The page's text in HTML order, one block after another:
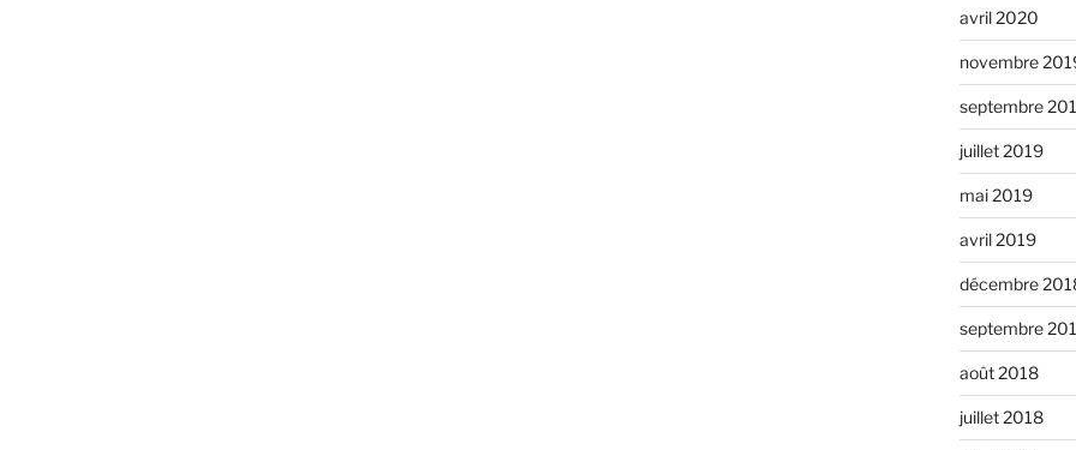
avril 2020
novembre
septembre
juillet 2019
mai 2019
avril 2019
décembre
septembre
août 2018
juillet 2018